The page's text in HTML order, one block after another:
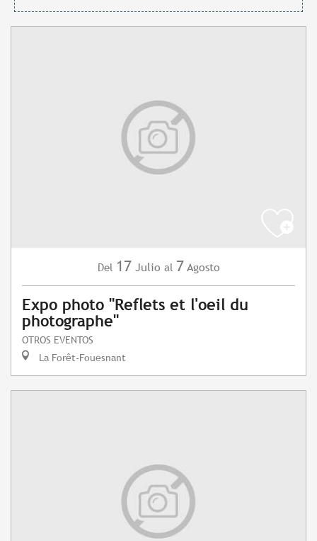
Del 17 Julio al 7 Agosto
Expo photo "Reflets et l'oeil du
photographe"
OTROS EVENTOS
La Forêt-Fouesnant